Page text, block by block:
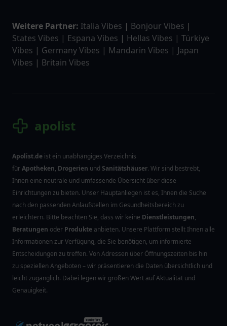
Weitere Partner: Italia Vibes | Bonjour Vibes |
States Vibes | Espana Vibes | Hellas Vibes | Türkiye
Vibes | Germany Vibes | Mandarin Vibes | Japan
Vibes | Britain Vibes
apolist
Apolist.de ist ein unabhängiges Verzeichnis
fürApotheken, Drogerien und Sanitätshäuser. Wir sind bestrebt,
Ihnen eine neutrale und umfassende Übersicht über diese
Einrichtungen zu bieten. Unser Hauptanliegen ist es, Ihnen die Suche
nach den passenden Anlaufstellen im Gesundheitsbereich zu
erleichtern. Bitte beachten Sie, dass wir keine Dienstleistungen,
Beratungen oder Produkte anbieten. Unsere Plattform stellt Ihnen alle
Informationen zur Verfügung, die Sie benötigen, um informierte
Entscheidungen zu treffen. Von Adressen über Öffnungszeiten bis hin
zu speziellen Angeboten – wir präsentieren die Daten übersichtlich und
leicht zugänglich. Dabei legen wir großen Wert auf Aktualität und
Genauigkeit.